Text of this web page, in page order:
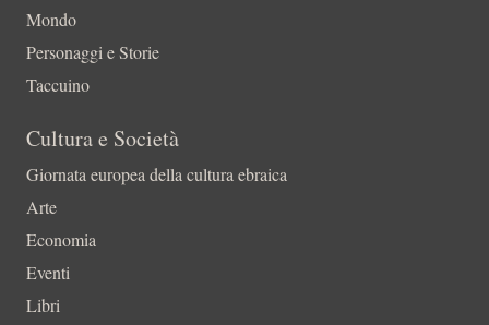
Mondo
Personaggi e Storie
Taccuino
Cultura e Società
Giornata europea della cultura ebraica
Arte
Economia
Eventi
Libri